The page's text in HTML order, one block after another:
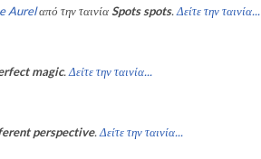
Aurelαπό την ταινίαSpots spots. Δείτε την ταινία...
magic. Δείτε την ταινία...
perspective. Δείτε την ταινία...